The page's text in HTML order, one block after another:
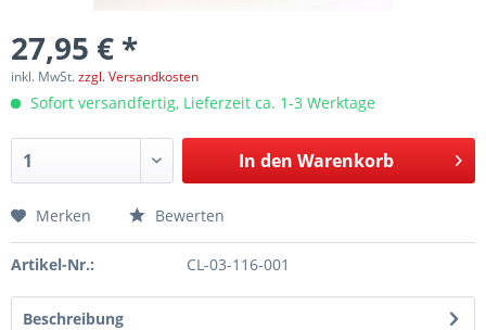
27,95 € *
inkl. MwSt.zzgl. Versandkosten
Sofort versandfertig, Lieferzeit ca. 1-3 Werktage
In den Warenkorb
Merken Bewerten
Artikel-Nr.: CL-03-116-001
Beschreibung